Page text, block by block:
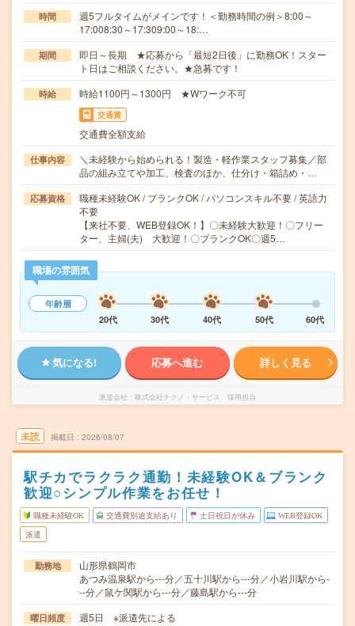
時間
週5フルタイムがメインです！＜勤務時間の例＞8:00～
17:008:30～17:309:00～18:…
期間
即日～長期 ★応募から「最短2日後」に勤務OK！スター
ト日はご相談ください。★急募です！
時給 時給1100円～1300円 ★Wワーク不可
交通費
交通費全額支給
仕事内容
＼未経験から始められる！製造・軽作業スタッフ募集／部
品の組み立てや加工、検査のほか、仕分け・箱詰め・…
応募資格
職種未経験OK / ブランクOK / パソコンスキル不要 / 英語力
不要
【来社不要、WEB登録OK！】〇未経験大歓迎！〇フリー
ター、主婦(夫) 大歓迎！〇ブランクOK〇週5…
職場の雰囲気
年齢層
20代
30代 40代 50代 60代
気になる! 応募へ進む 詳しく見る
派遣会社 株式会社テクノ・サービス 採用担当
未読 掲載日 2026/08/07
駅チカでラクラク通勤！未経験OK＆ブランク
歓迎○シンプル作業をお任せ！
職種未経験OK 交通費別途支給あり 土日祝日が休み WEB登録OK
派遣
勤務地
山形県鶴岡市
あつみ温泉駅から---分／五十川駅から---分／小岩川駅から-
--分／鼠ケ関駅から---分／藤島駅から---分
曜日頻度 週5日 ※派遣先による